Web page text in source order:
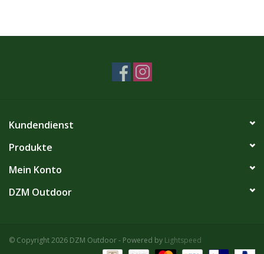
Kundendienst
Produkte
Mein Konto
DZM Outdoor
© Copyright 2026 DZM Outdoor - Powered by Lightspeed